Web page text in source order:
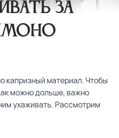
за
капризный материал. Чтобы
можно дольше, важно
ухаживать. Рассмотрим